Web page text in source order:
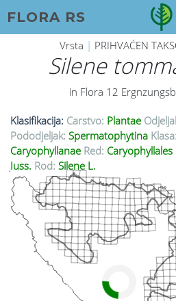
FLORA RS
Vrsta | PRIHVAĆEN
Silene
in Flora 12
Klasifikacija: Carstvo: Plantae
Pododjeljak: Spermatophytina Klasa:
Caryophyllanae Red: Caryophyllales
Juss. Rod: Silene L.